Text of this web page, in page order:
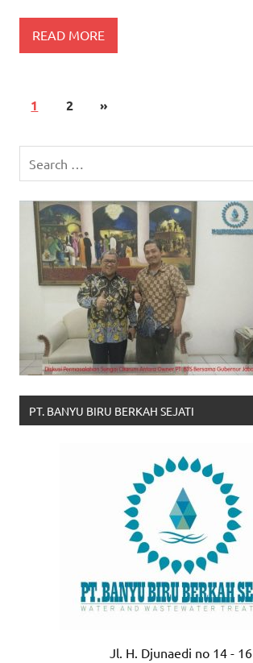
READ MORE
1 2 »
PT. BANYU BIRU BERKAH SEJATI
Jl. H. Djunaedi no 14 - 16